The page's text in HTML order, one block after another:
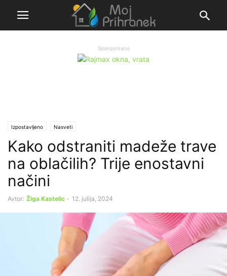
Sponzorirano
Izpostavljeno Nasveti
Kako odstraniti madeže trave
na oblačilih? Trije enostavni
načini
Avtor: Žiga Kastelic - 12. julija, 2024